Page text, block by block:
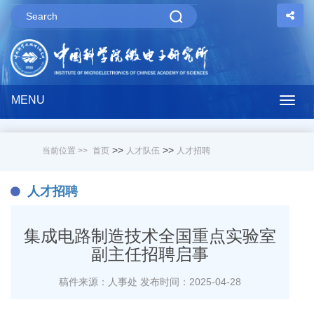
MENU
当前位置 >> 首页 >> 人才队伍 >> 人才招聘
人才招聘
集成电路制造技术全国重点实验室
副主任招聘启事
稿件来源：人事处 发布时间：2025-04-28